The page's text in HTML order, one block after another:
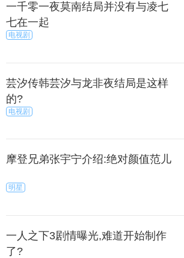
一千零一夜莫南结局并没有与凌七
七在一起
电视剧
芸汐传韩芸汐与龙非夜结局是这样
的?
电视剧
摩登兄弟张宇宁介绍:绝对颜值范儿
明星
一人之下3剧情曝光,难道开始制作
了?